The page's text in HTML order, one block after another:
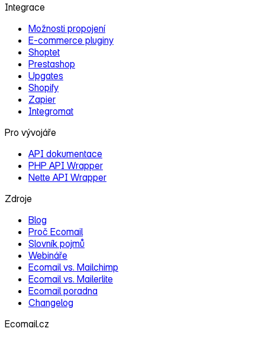
Integrace
Možnosti propojení
E‑commerce pluginy
Shoptet
Prestashop
Upgates
Shopify
Zapier
Integromat
Pro vývojáře
API dokumentace
PHP API Wrapper
Nette API Wrapper
Zdroje
Blog
Proč Ecomail
Slovník pojmů
Webináře
Ecomail vs. Mailchimp
Ecomail vs. Mailerlite
Ecomail poradna
Changelog
Ecomail.cz